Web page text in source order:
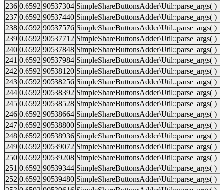
236 0.6592 90537304 SimpleShareButtonsAdder\Util::parse_args( )
237 0.6592 90537440 SimpleShareButtonsAdder\Util::parse_args( )
238 0.6592 90537576 SimpleShareButtonsAdder\Util::parse_args( )
239 0.6592 90537712 SimpleShareButtonsAdder\Util::parse_args( )
240 0.6592 90537848 SimpleShareButtonsAdder\Util::parse_args( )
241 0.6592 90537984 SimpleShareButtonsAdder\Util::parse_args( )
242 0.6592 90538120 SimpleShareButtonsAdder\Util::parse_args( )
243 0.6592 90538256 SimpleShareButtonsAdder\Util::parse_args( )
244 0.6592 90538392 SimpleShareButtonsAdder\Util::parse_args( )
245 0.6592 90538528 SimpleShareButtonsAdder\Util::parse_args( )
246 0.6592 90538664 SimpleShareButtonsAdder\Util::parse_args( )
247 0.6592 90538800 SimpleShareButtonsAdder\Util::parse_args( )
248 0.6592 90538936 SimpleShareButtonsAdder\Util::parse_args( )
249 0.6592 90539072 SimpleShareButtonsAdder\Util::parse_args( )
250 0.6592 90539208 SimpleShareButtonsAdder\Util::parse_args( )
251 0.6592 90539344 SimpleShareButtonsAdder\Util::parse_args( )
252 0.6592 90539480 SimpleShareButtonsAdder\Util::parse_args( )